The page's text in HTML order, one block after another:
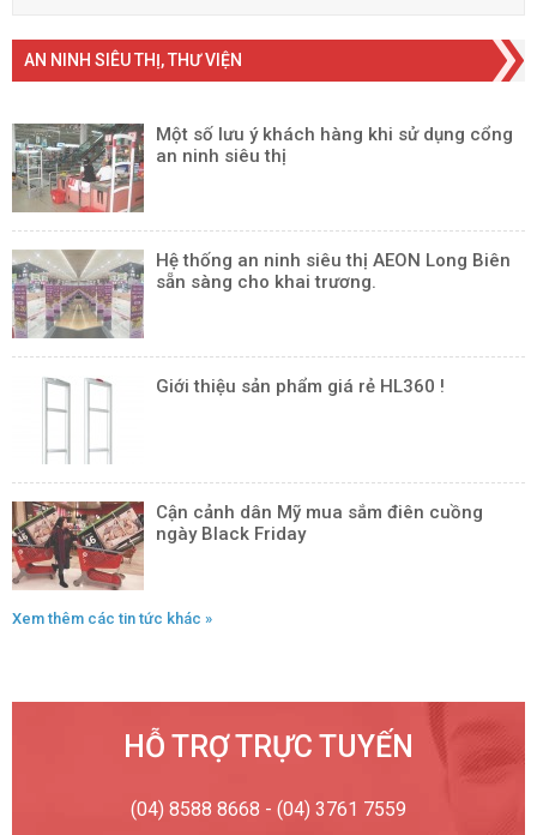
AN NINH SIÊU THỊ, THƯ VIỆN
Một số lưu ý khách hàng khi sử dụng cổng
an ninh siêu thị
Hệ thống an ninh siêu thị AEON Long Biên
sẵn sàng cho khai trương.
Giới thiệu sản phẩm giá rẻ HL360 !
Cận cảnh dân Mỹ mua sắm điên cuồng
ngày Black Friday
Xem thêm các tin tức khác »
HỖ TRỢ TRỰC TUYẾN
(04) 8588 8668 - (04) 3761 7559